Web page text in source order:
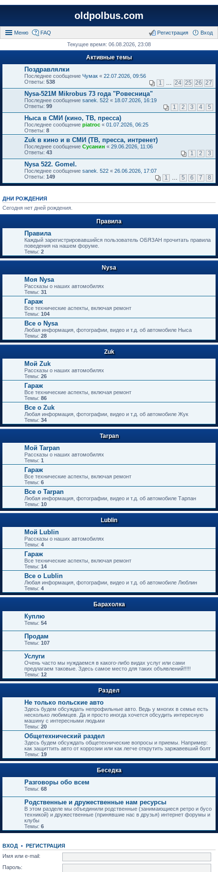
oldpolbus.com
Меню FAQ Вход
Регистрация
Текущее время: 06.08.2026, 23:08
Активные темы
Поздравлялки
Последнее сообщение Чумак « 22.07.2026, 09:56
Ответы: 538 1 … 24 25 26 27
Nysa-521M Mikrobus 73 года "Ровесница"
Последнее сообщение sanek. 522 « 18.07.2026, 16:19
Ответы: 99 1 2 3 4 5
Ныса в СМИ (кино, ТВ, пресса)
Последнее сообщение piatroc « 01.07.2026, 06:25
Ответы: 8
Zuk в кино и в СМИ (ТВ, пресса, интренет)
Последнее сообщение Сусанин « 29.06.2026, 11:06
Ответы: 43 1 2 3
Nysa 522. Gomel.
Последнее сообщение sanek. 522 « 26.06.2026, 17:07
Ответы: 149 1 … 5 6 7 8
ДНИ РОЖДЕНИЯ
Сегодня нет дней рождения.
Правила
Правила
Каждый зарегистрировавшийся пользователь ОБЯЗАН прочитать правила
поведения на нашем форуме.
Темы: 2
Nysa
Моя Nysa
Рассказы о наших автомобилях
Темы: 31
Гараж
Все технические аспекты, включая ремонт
Темы: 104
Все о Nysa
Любая информация, фотографии, видео и т.д. об автомобиле Ныса
Темы: 28
Zuk
Мой Zuk
Рассказы о наших автомобилях
Темы: 26
Гараж
Все технические аспекты, включая ремонт
Темы: 86
Все о Zuk
Любая информация, фотографии, видео и т.д. об автомобиле Жук
Темы: 34
Tarpan
Мой Tarpan
Рассказы о наших автомобилях
Темы: 1
Гараж
Все технические аспекты, включая ремонт
Темы: 6
Все о Tarpan
Любая информация, фотографии, видео и т.д. об автомобиле Тарпан
Темы: 10
Lublin
Мой Lublin
Рассказы о наших автомобилях
Темы: 4
Гараж
Все технические аспекты, включая ремонт
Темы: 14
Все о Lublin
Любая информация, фотографии, видео и т.д. об автомобиле Люблин
Темы: 4
Барахолка
Куплю
Темы: 54
Продам
Темы: 107
Услуги
Очень часто мы нуждаемся в какого-либо видах услуг или сами
предлагаем таковые. Здесь самое место для таких объявлений!!!!!
Темы: 12
Раздел
Не только польские авто
Здесь будем обсуждать непрофильные авто. Ведь у многих в семье есть
несколько любимцев. Да и просто иногда хочется обсудить интересную
машину с интересными людьми
Темы: 20
Общетехнический раздел
Здесь будем обсуждать общетехнические вопросы и приемы. Например:
как защиттить авто от коррозии или как легче открутить заржавевший болт
Темы: 19
Беседка
Разговоры обо всем
Темы: 68
Родственные и дружественные нам ресурсы
В этом разделе мы объединили родственные (занимающиеся ретро и бусо
техникой) и дружественные (принявшие нас в друзья) интернет форумы и
клубы
Темы: 6
ВХОД • РЕГИСТРАЦИЯ
Имя или e-mail:
Пароль: